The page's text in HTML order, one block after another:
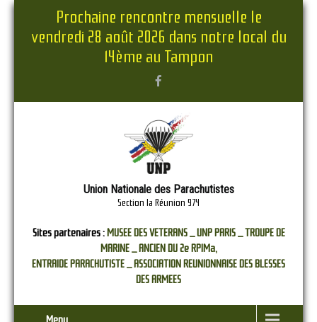
Prochaine rencontre mensuelle le
vendredi 28 août 2026 dans notre local du
14ème au Tampon
Union Nationale des Parachutistes
Section la Réunion 974
Sites partenaires :MUSEE DES VETERANS _UNP PARIS _TROUPE DE
MARINE _ANCIEN DU 2e RPIMa,
ENTRAIDE PARACHUTISTE _ASSOCIATION REUNIONNAISE DES BLESSES
DES ARMEES